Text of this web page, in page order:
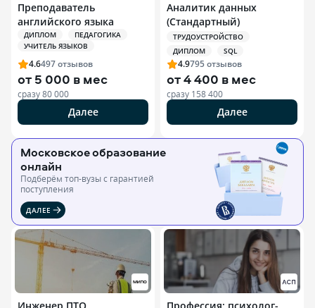
Преподаватель
английского языка
ДИПЛОМ
ПЕДАГОГИКА
УЧИТЕЛЬ ЯЗЫКОВ
4.6497отзывов
от 5 000 в мес
сразу80 000
Далее
Аналитик данных
(Стандартный)
ТРУДОУСТРОЙСТВО
ДИПЛОМ
SQL
4.9795отзывов
от4 400 в мес
сразу 158 400
Далее
Московское образование
онлайн
Подберём топ-вузы c гарантией
поступления
ДАЛЕЕ